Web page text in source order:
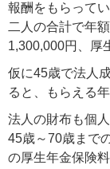
報酬をもらってい
二人の合計で年
1,300,000円、厚
仮に45歳で法人
ると、もらえる
法人の財布も個
45歳～70歳まで
の厚生年金保険